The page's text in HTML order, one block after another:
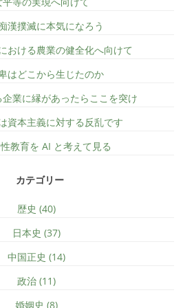
漢撲滅に本気になろう
おける農業の健全化へ向けて
はどこから生じたのか
業に縁があったらここを突け
資本主義に対する反乱です
教育を AI と考えて見る
カテゴリー
歴史 (40)
日本史 (37)
中国正史 (14)
政治 (11)
婚姻史 (8)